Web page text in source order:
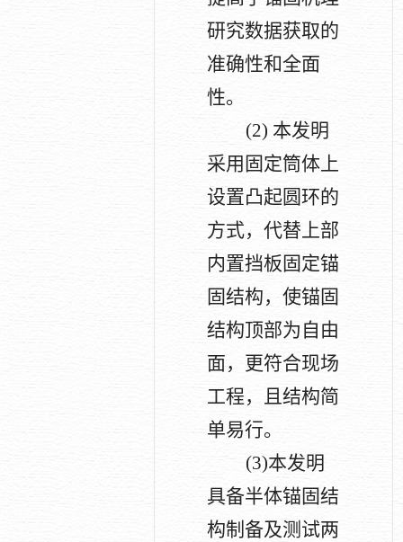
研究数据获取的
准确性和全面
性。
(2) 本发明
采用固定筒体上
设置凸起圆环的
方式，代替上部
内置挡板固定锚
固结构，使锚固
结构顶部为自由
面，更符合现场
工程，且结构简
单易行。
(3)本发明
具备半体锚固结
构制备及测试两